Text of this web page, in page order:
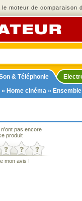
moteur de comparaison
& Téléphonie
» Home cinéma »
pas encore
produit
mon avis !